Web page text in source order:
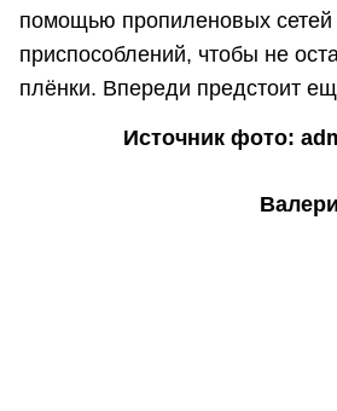
помощью пропиленовых сетей
приспособлений, чтобы не
плёнки. Впереди предстоит
Источник фото: